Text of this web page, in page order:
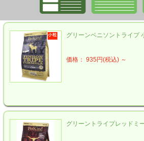
グリーンベニソントライプ
価格： 935円(税込) ～
グリーントライプレッドミ